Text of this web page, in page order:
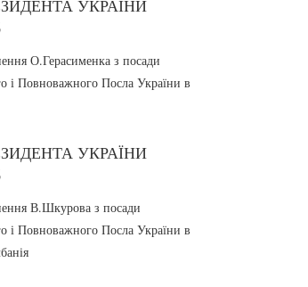
УКРАЇНИ
О.Герасименка з посади
і Повноважного Посла України в
УКРАЇНИ
В.Шкурова з посади
і Повноважного Посла України в